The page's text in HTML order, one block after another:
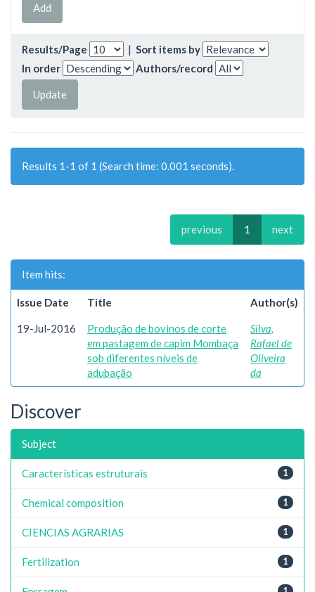
Results/Page | Sort items by
In order
Authors/record
Results 1-1 of 1 (Search time: 0.001 seconds).
previous 1 next
Item hits:
Issue Date Title Author(s)
19-Jul-2016
Produção de bovinos de corte
em pastagem de capim Mombaça
sob diferentes níveis de
adubação
Silva,
Rafael de
Oliveira
da
Discover
Subject
1
Características estruturais
1
Chemical composition
1
CIENCIAS AGRARIAS
1
Fertilization